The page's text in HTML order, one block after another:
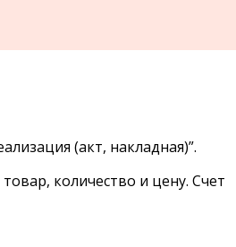
(акт, накладная)”.
количество и цену. Счет